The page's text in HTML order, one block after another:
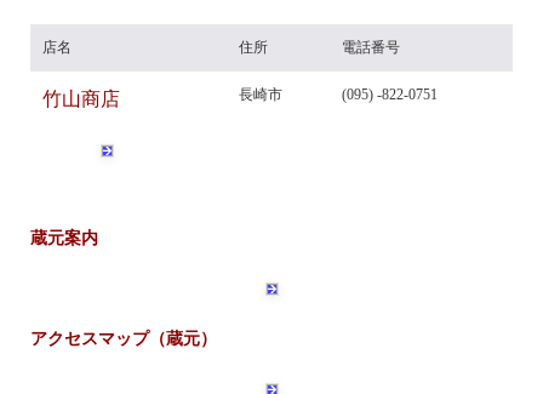
店名 住所 電話番号
竹山商店 長崎市 (095) -822-0751
蔵元案内
アクセスマップ（蔵元）